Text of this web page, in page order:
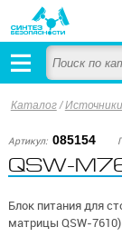
Каталог/
Артикул: 085154
QSW-
Блок питания для
матрицы QSW-7610)